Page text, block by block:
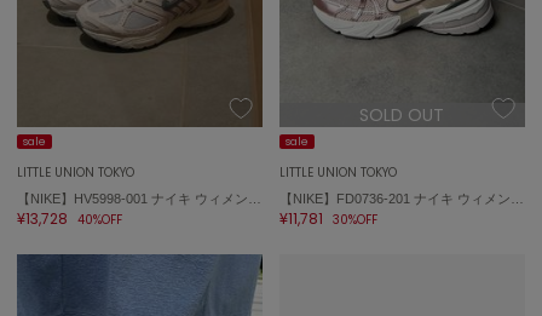
sale
LITTLE UNION TOKYO
¥13,728 40%OFF
SOLD OUT
sale
LITTLE UNION TOKYO
¥11,781 30%OFF